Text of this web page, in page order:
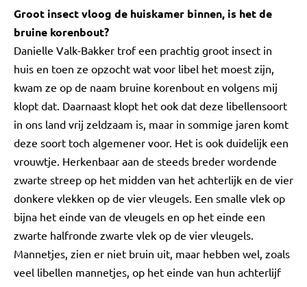
Groot insect vloog de huiskamer binnen, is het de
bruine korenbout?
Danielle Valk-Bakker trof een prachtig groot insect in
huis en toen ze opzocht wat voor libel het moest zijn,
kwam ze op de naam bruine korenbout en volgens mij
klopt dat. Daarnaast klopt het ook dat deze libellensoort
in ons land vrij zeldzaam is, maar in sommige jaren komt
deze soort toch algemener voor. Het is ook duidelijk een
vrouwtje. Herkenbaar aan de steeds breder wordende
zwarte streep op het midden van het achterlijk en de vier
donkere vlekken op de vier vleugels. Een smalle vlek op
bijna het einde van de vleugels en op het einde een
zwarte halfronde zwarte vlek op de vier vleugels.
Mannetjes, zien er niet bruin uit, maar hebben wel, zoals
veel libellen mannetjes, op het einde van hun achterlijf